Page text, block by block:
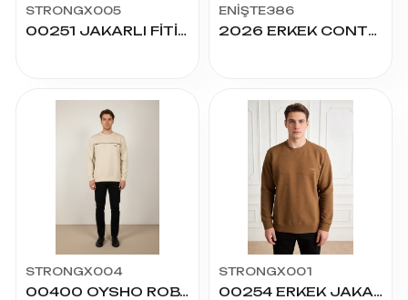
STRONGX005
00251 JAKARLI FİTİLLİ ÇİZGİLİ SIFIR YAKA
ENİŞTE386
2026 ERKEK CONTROL DİAGONEL UZUN KOL
STRONGX004
00400 OYSHO ROBALI KOL BEDEN BİYELİ SIFIR YAKA
STRONGX001
00254 ERKEK JAKAR OTTOMAN SIFIR YAKA